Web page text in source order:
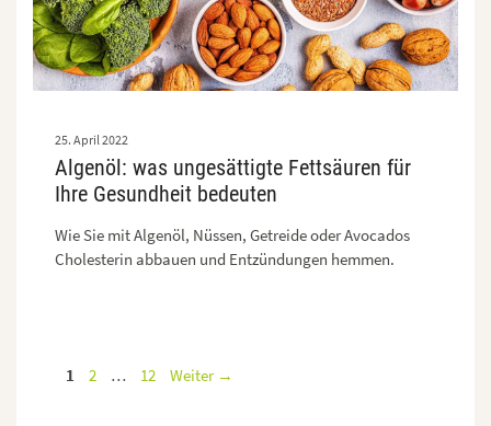
Algenöl: was ungesättigte Fettsäuren für
Ihre Gesundheit bedeuten
25. April 2022
Wie Sie mit Algenöl, Nüssen, Getreide oder Avocados
Cholesterin abbauen und Entzündungen hemmen.
Seite
1 Seite
2 … Seite
12 Weiter →